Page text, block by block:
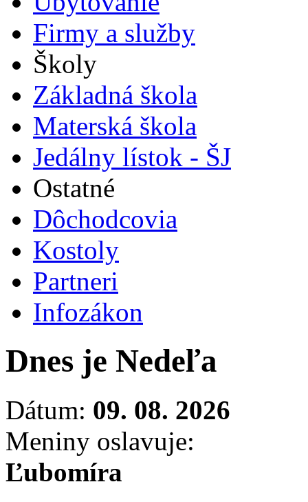
Firmy a služby
Školy
Základná škola
Materská škola
Jedálny lístok - ŠJ
Ostatné
Dôchodcovia
Kostoly
Partneri
Infozákon
Dnes je Nedeľa
Dátum: 09. 08. 2026
Meniny oslavuje:
Ľubomíra